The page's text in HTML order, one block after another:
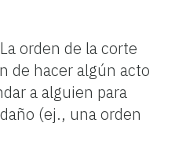
orden de la corte
de hacer algún acto
a alguien para
(ej., una orden